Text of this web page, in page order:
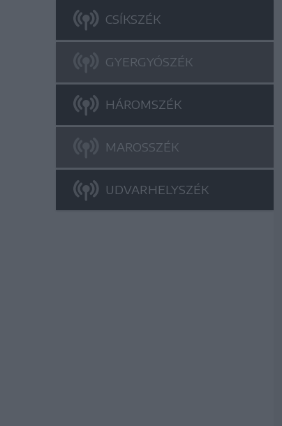
CSÍKSZÉK
GYERGYÓSZÉK
HÁROMSZÉK
MAROSSZÉK
UDVARHELYSZÉK